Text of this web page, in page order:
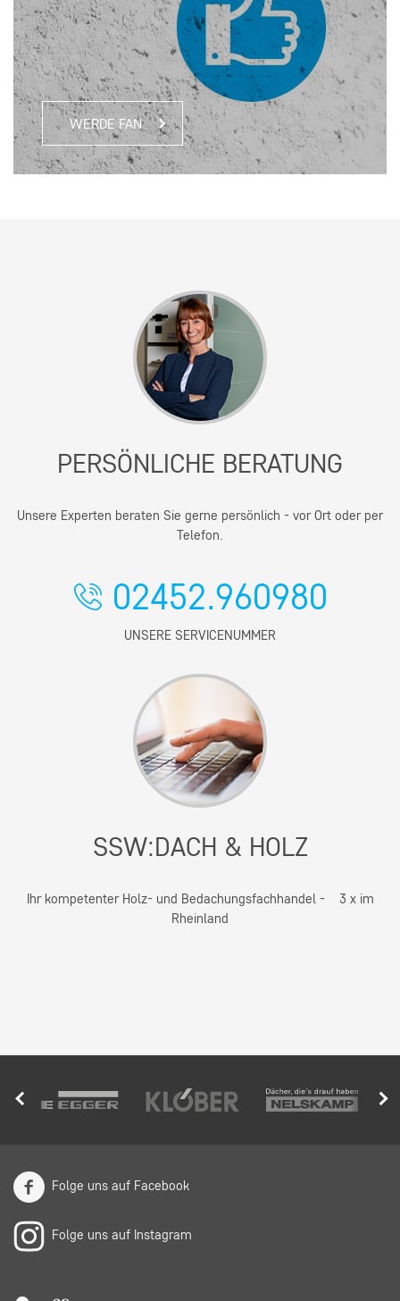
WERDE FAN
PERSÖNLICHE BERATUNG
Unsere Experten beraten Sie gerne persönlich - vor Ort oder per
Telefon.
02452.960980
UNSERE SERVICENUMMER
SSW:DACH & HOLZ
Ihr kompetenter Holz- und Bedachungsfachhandel - 3 x im
Rheinland
Folge uns auf Facebook
Folge uns auf Instagram